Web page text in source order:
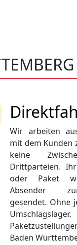
Wir arbeiten
mit dem Kunden
keine
Drittparteien.
oder Paket
Absender
gesendet. Ohne
Baden